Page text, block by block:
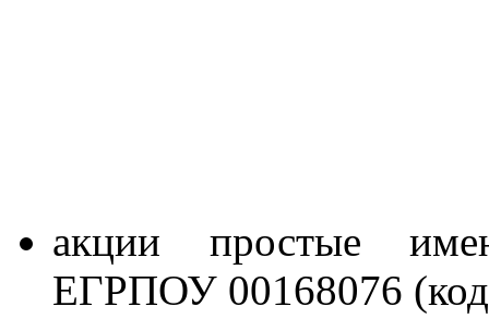
акции простые
ЕГРПОУ 00168076 (код